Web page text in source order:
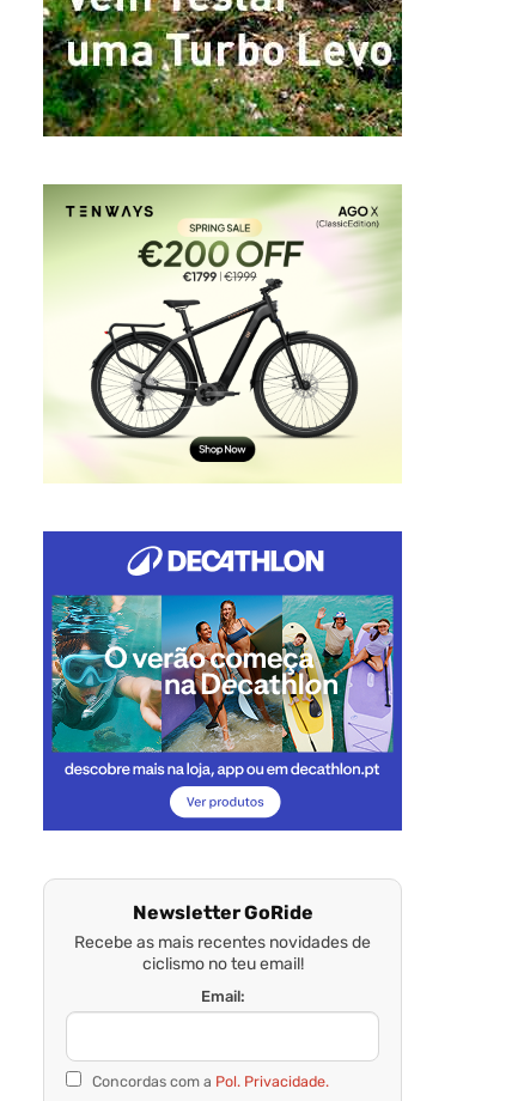
Newsletter GoRide
Recebe as mais recentes novidades de
ciclismo no teu email!
Email:
Concordas com a Pol. Privacidade.